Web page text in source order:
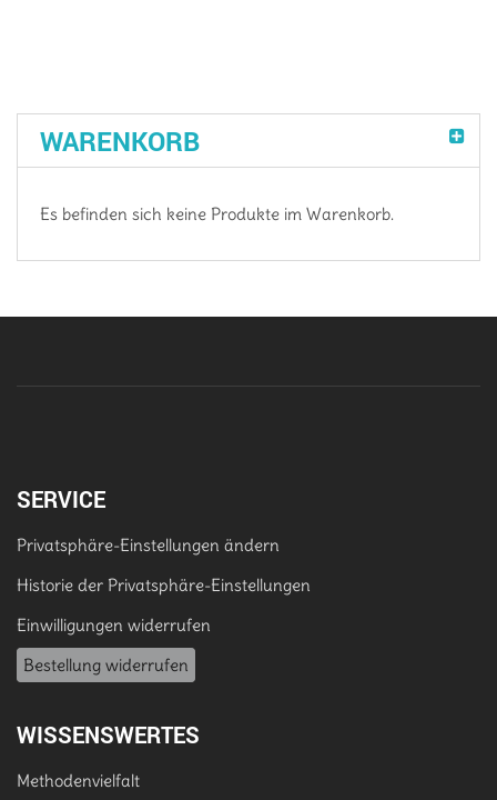
WARENKORB
Es befinden sich keine Produkte im Warenkorb.
SERVICE
Privatsphäre-Einstellungen ändern
Historie der Privatsphäre-Einstellungen
Einwilligungen widerrufen
Bestellung widerrufen
WISSENSWERTES
Methodenvielfalt